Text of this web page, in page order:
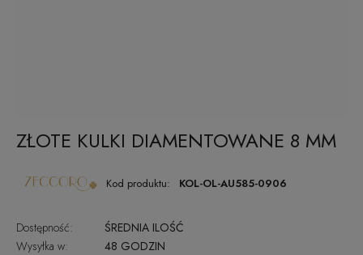
ZŁOTE KULKI DIAMENTOWANE 8 MM
Kod produktu: KOL-OL-AU585-0906
Dostępność:
ŚREDNIA ILOŚĆ
Wysyłka w:
48 GODZIN